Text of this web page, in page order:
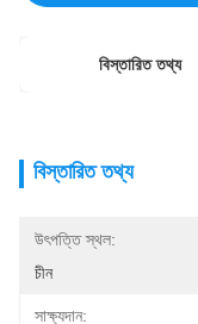
বিস্তারিত তথ্য
বিস্তারিত তথ্য
উৎপত্তি স্থল:
চীন
সাক্ষ্যদান: